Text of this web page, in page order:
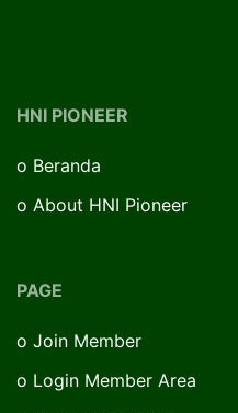
HNI PIONEER
o Beranda
o About HNI Pioneer
PAGE
o Join Member
o Login Member Area